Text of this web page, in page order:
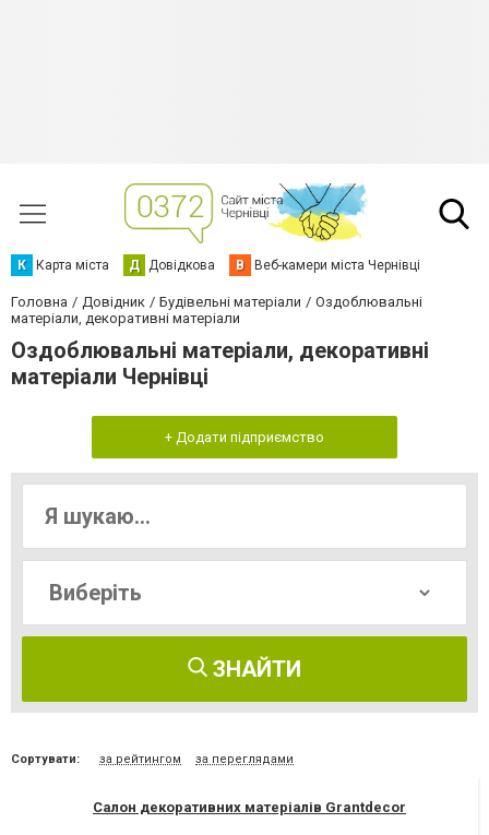
К Карта міста Д Довідкова В Веб-камери міста Чернівці
Головна Довідник Будівельні матеріали
Оздоблювальні
матеріали, декоративні матеріали
Оздоблювальні матеріали, декоративні
матеріали Чернівці
+ Додати підприємство
ЗНАЙТИ
Сортувати: за рейтингом за переглядами
Салон декоративних матеріалів Grantdecor